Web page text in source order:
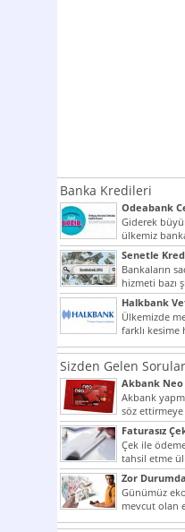
Banka Kredileri
Odeabank
8444
Giderek
ülkemiz
giriş yapmış
Senetle
Bankaların
hizmeti bazı
vermektedir.
Halkbank
Ülkemizde
farklı
noktada
Sizden Gelen Sorular
Akbank
Kullanılır?
Akbank
söz
potansiyelini
Faturasız
Çek ile
tahsil etme
şekilde...
Zor
Günümüz
mevcut olan
dahi son